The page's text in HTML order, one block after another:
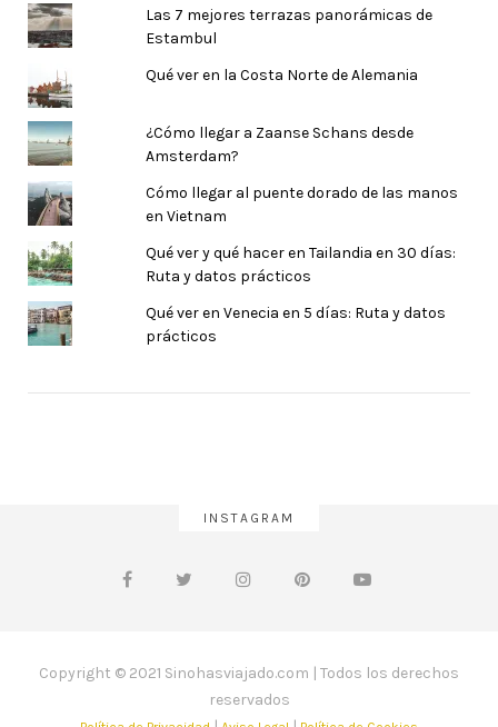
Las 7 mejores terrazas panorámicas de
Estambul
Qué ver en la Costa Norte de Alemania
¿Cómo llegar a Zaanse Schans desde
Amsterdam?
Cómo llegar al puente dorado de las manos
en Vietnam
Qué ver y qué hacer en Tailandia en 30 días:
Ruta y datos prácticos
Qué ver en Venecia en 5 días: Ruta y datos
prácticos
INSTAGRAM
Copyright © 2021 Sinohasviajado.com | Todos los derechos
reservados